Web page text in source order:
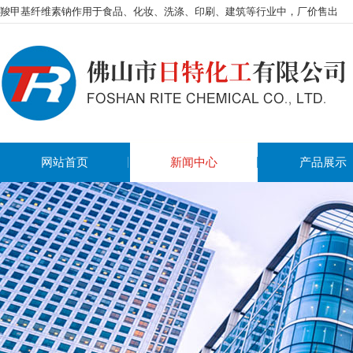
羧甲基纤维素钠作用于食品、化妆、洗涤、印刷、建筑等行业中，厂价售出
网站首页 新闻中心 产品展示